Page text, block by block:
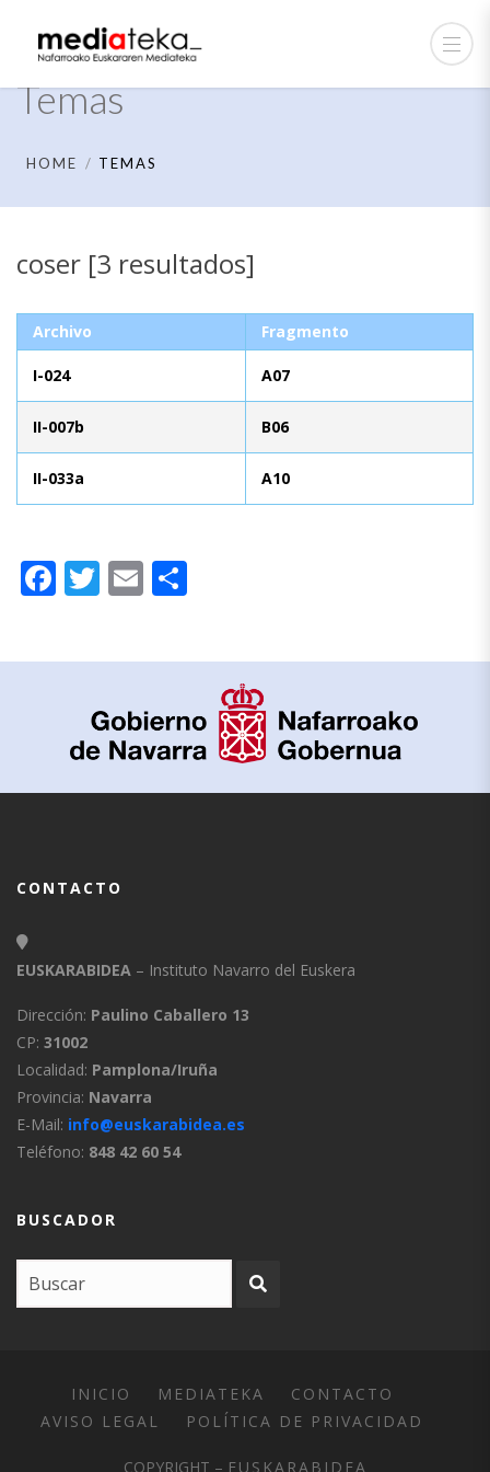
Temas
HOME TEMAS
coser [3 resultados]
Archivo Fragmento
I-024 A07
II-007b B06
II-033a A10
Facebook
Twitter
Email
CONTACTO
EUSKARABIDEA – Instituto Navarro del Euskera
Dirección: Paulino Caballero 13
CP: 31002
Localidad: Pamplona/Iruña
Provincia: Navarra
E-Mail: info@euskarabidea.es
Teléfono: 848 42 60 54
BUSCADOR
INICIO MEDIATEKA
CONTACTO
AVISO LEGAL
POLÍTICA DE PRIVACIDAD
COPYRIGHT – EUSKARABIDEA